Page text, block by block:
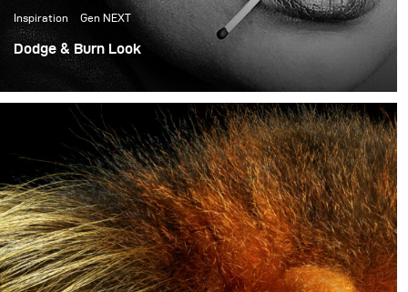
Inspiration Gen NEXT
Dodge & Burn Look
First, shoot as a part of GenNEXT. Lighting a whole shoot
with a single Para 133 HR and a Siros 800.